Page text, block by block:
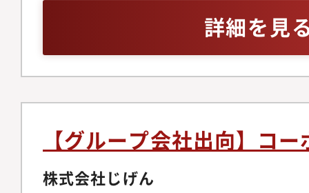
争力を高めます。■
体制の構築、ガバナ
トの強化契約管理、
プライアンス体制の
事業の拡大を法務面
単なるリスク管理で
バナンス、事業のス
か?」──事業を知る
業・成長戦略の数字
略・施策の定量的シ
ク・比較分析を通じ
例：販路拡大戦略に
Economics」や「
か）を可視化し、投
援に留まらず、プロ
期待しています。3．
経営企画等の実務お
（予実管理・資金繰
など投資家リレーシ
出資・モニタリング
し、数値を基に意思
思考・成長期スター
詳細を見
【グループ会社出向】コ
株式会社じげん